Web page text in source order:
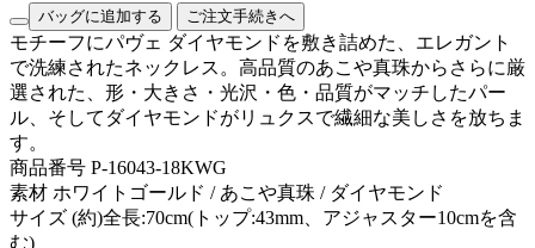
バッグに追加する ご注文手続きへ
モチーフにパヴェ ダイヤモンドを敷き詰めた、エレガント
で洗練されたネックレス。高品質のあこや真珠からさらに厳
選された、形・大きさ・光沢・色・品質がマッチしたパー
ル、そしてダイヤモンドがリュクスで繊細な美しさを放ちま
す。
商品番号 P-16043-18KWG
素材 ホワイトゴールド / あこや真珠 / ダイヤモンド
サイズ (約)全長:70cm(トップ:43mm、アジャスター10cmを含
む)